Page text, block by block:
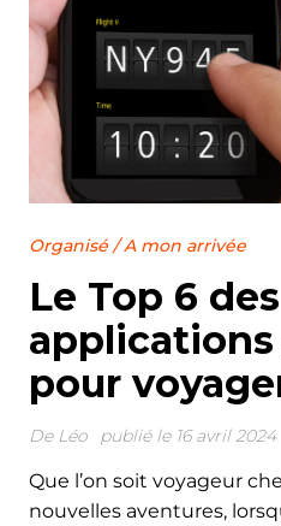
Organisé /A mon arrivée
Le Top 6 des
pour
De Léo publié le 16 avril 2024
Que l’on soit voyageur
nouvelles aventures,